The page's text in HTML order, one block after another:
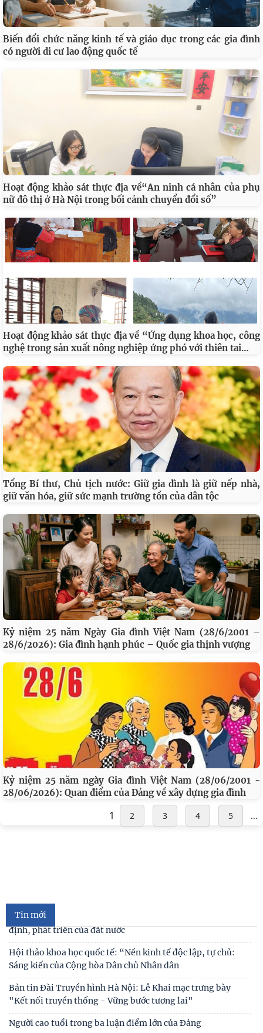
Biến đổi chức năng kinh tế và giáo dục trong các gia đình
có người di cư lao động quốc tế
Hoạt động khảo sát thực địa về“An ninh cá nhân của phụ
nữ đô thị ở Hà Nội trong bối cảnh chuyển đổi số”
Hoạt động khảo sát thực địa về “Ứng dụng khoa học, công
nghệ trong sản xuất nông nghiệp ứng phó với thiên tai…
Tổng Bí thư, Chủ tịch nước: Giữ gia đình là giữ nếp nhà,
giữ văn hóa, giữ sức mạnh trường tồn của dân tộc
Kỷ niệm 25 năm Ngày Gia đình Việt Nam (28/6/2001 –
28/6/2026): Gia đình hạnh phúc – Quốc gia thịnh vượng
Kỷ niệm 25 năm ngày Gia đình Việt Nam (28/06/2001 -
28/06/2026): Quan điểm của Đảng về xây dựng gia đình
1 2 3 4 5 ...
Tin mới
nghẽn về chuyển đổi số trong các cơ quan Đảng
Đối thoại ICWA – VASS lần thứ 6: Thúc đẩy quan hệ Đối tác
Chiến lược Toàn diện tăng cường Việt Nam
Đóng góp tích cực vào củng cố môi trường hòa bình, ổn
định, phát triển của đất nước
Hội thảo khoa học quốc tế: “Nền kinh tế độc lập, tự chủ:
Sáng kiến của Cộng hòa Dân chủ Nhân dân